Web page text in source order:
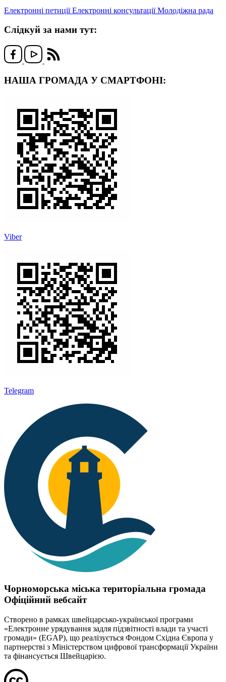
Електронні петиціїЕлектронні консультаціїМолодіжна рада
Слідкуй за нами тут:
НАША ГРОМАДА У СМАРТФОНІ:
Viber
Telegram
Чорноморська міська територіальна громада
Офіційний вебсайт
Створено в рамках швейцарсько-української програми
«Електронне урядування задля підзвітності влади та участі
громади» (EGAP), що реалізується Фондом Східна Європа у
партнерстві з Міністерством цифрової трансформації України
та фінансується Швейцарією.